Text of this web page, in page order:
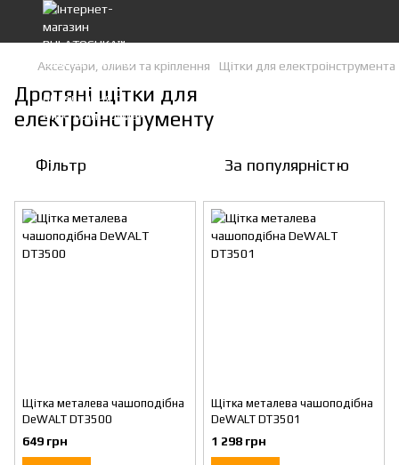
Аксесуари, оливи та кріплення Щітки для електроінструмента
Дротяні щітки для
електроінструменту
Фільтр За популярністю
Щітка металева чашоподібна
DeWALT DT3500
649 грн
Щітка металева чашоподібна
DeWALT DT3501
1 298 грн